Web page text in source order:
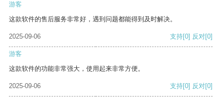
游客
这款软件的售后服务非常好，遇到问题都能得到及时解决。
2025-09-06 支持[0] 反对[0]
游客
这款软件的功能非常强大，使用起来非常方便。
2025-09-06 支持[0] 反对[0]